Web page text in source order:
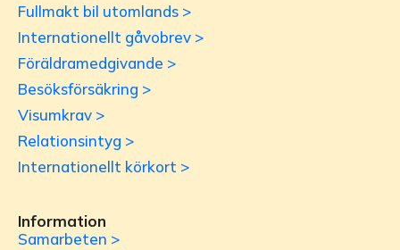
Fullmakt bil utomlands >
Internationellt gåvobrev >
Föräldramedgivande >
Besöksförsäkring >
Visumkrav >
Relationsintyg >
Internationellt körkort >
Information
Samarbeten >